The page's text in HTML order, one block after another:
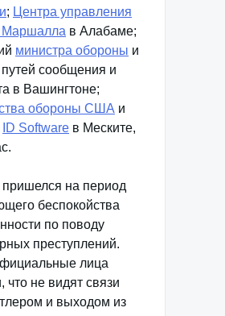
; Центра управления
Маршалла в Алабаме;
министра обороны и
сообщения и
в Вашингтоне;
обороны США и
ID Software в Меските,
пришелся на период
беспокойства
по поводу
преступлений.
лица
что не видят связи
и выходом из